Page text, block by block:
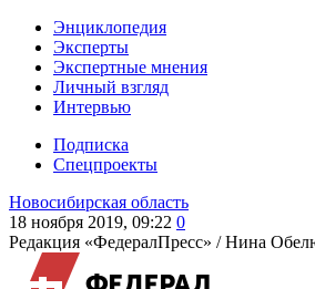
Энциклопедия
Эксперты
Экспертные мнения
Личный взгляд
Интервью
Подписка
Спецпроекты
Новосибирская область
18 ноября 2019, 09:22 0
Редакция «ФедералПресс» /Нина